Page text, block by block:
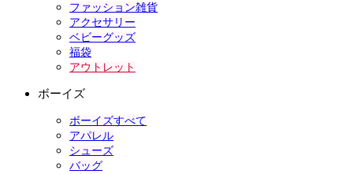
ファッション雑貨
アクセサリー
ベビーグッズ
福袋
アウトレット
ボーイズ
ボーイズすべて
アパレル
シューズ
バッグ